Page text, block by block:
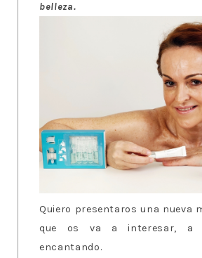
belleza.
Quiero presentaros una nueva
que os va a interesar, a
encantando.